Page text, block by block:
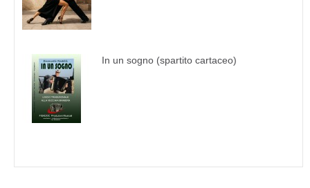
In un sogno (spartito cartaceo)